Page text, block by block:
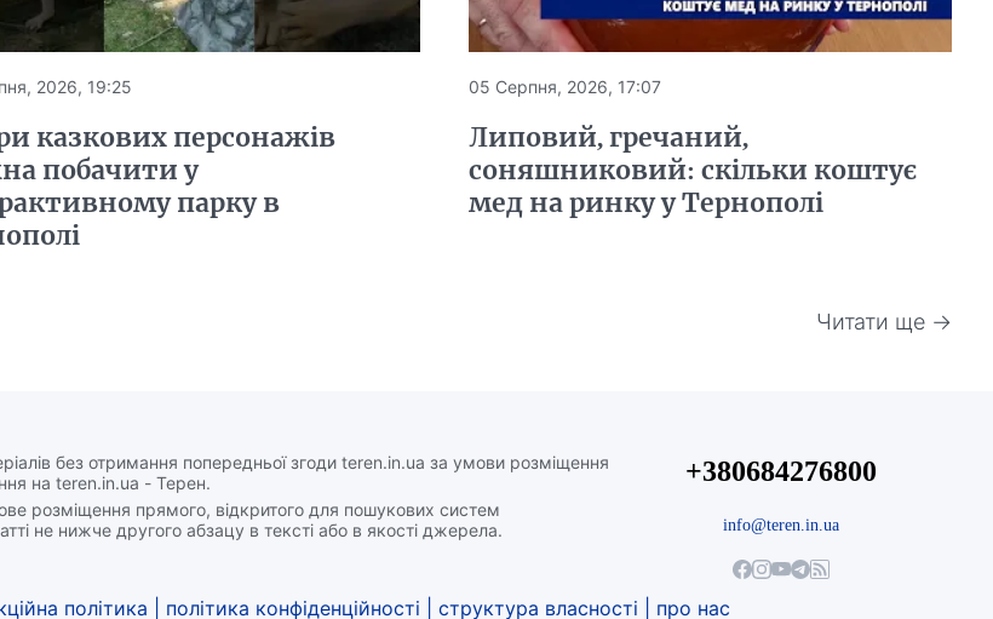
2026, 19:25
казкових персонажів
побачити у
парку в
05 Серпня, 2026, 17:07
Липовий, гречаний,
соняшниковий: скільки коштує
мед на ринку у Тернополі
Читати ще →
без отримання попередньої згоди teren.in.ua за умови розміщення
на teren.in.ua - Терен.
розміщення прямого, відкритого для пошукових систем
не нижче другого абзацу в тексті або в якості джерела.
+380684276800
info@teren.in.ua
політика політика конфіденційності |структура власності про нас